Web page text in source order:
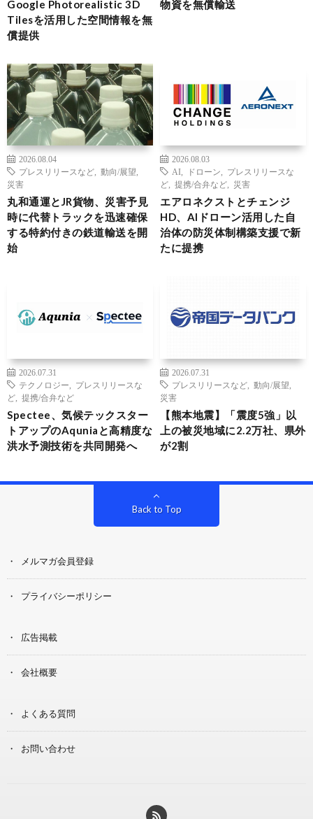
Google Photorealistic 3D
Tilesを活用した空間情報を無
償提供
物資を無償輸送
2026.08.04
プレスリリースなど
動向/展望
災害
丸和通運とJR貨物、災害予見
時に代替トラックを迅速確保
する特約付きの鉄道輸送を開
始
2026.08.03
AI
ドローン
プレスリリースな
ど
提携/合弁など 災害
エアロネクストとチェンジ
HD、AIドローン活用した自
治体の防災体制構築支援で新
たに提携
2026.07.31
テクノロジー
プレスリリースな
ど
提携/合弁など
Spectee、気候テックスター
トアップのAquniaと高精度な
洪水予測技術を共同開発へ
2026.07.31
プレスリリースなど
動向/展望
災害
【熊本地震】「震度5強」以
上の被災地域に2.2万社、県外
が2割
Back to Top
メルマガ会員登録
プライバシーポリシー
広告掲載
会社概要
よくある質問
お問い合わせ